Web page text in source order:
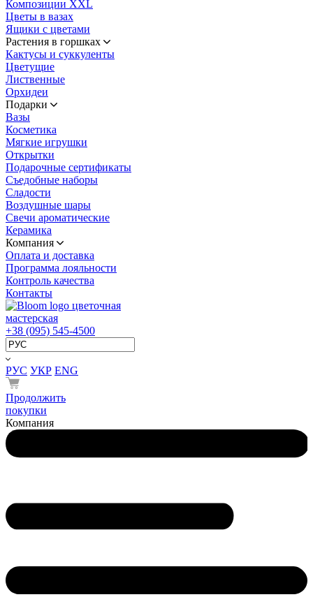
Композиции XXL
Цветы в вазах
Ящики с цветами
Растения в горшках
Кактусы и суккуленты
Цветущие
Лиственные
Орхидеи
Подарки
Вазы
Косметика
Мягкие игрушки
Открытки
Подарочные сертификаты
Съедобные наборы
Сладости
Воздушные шары
Свечи ароматические
Керамика
Компания
Оплата и доставка
Программа лояльности
Контроль качества
Контакты
цветочная
мастерская
+38 (095) 545-4500
РУС УКР ENG
Продолжить
покупки
Компания